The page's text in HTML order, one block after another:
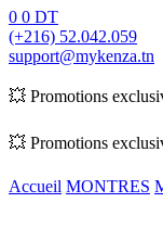
0 0 DT
(+216) 52.042.059
support@mykenza.tn
💥 Promotions
💥 Promotions
Accueil MONTRES